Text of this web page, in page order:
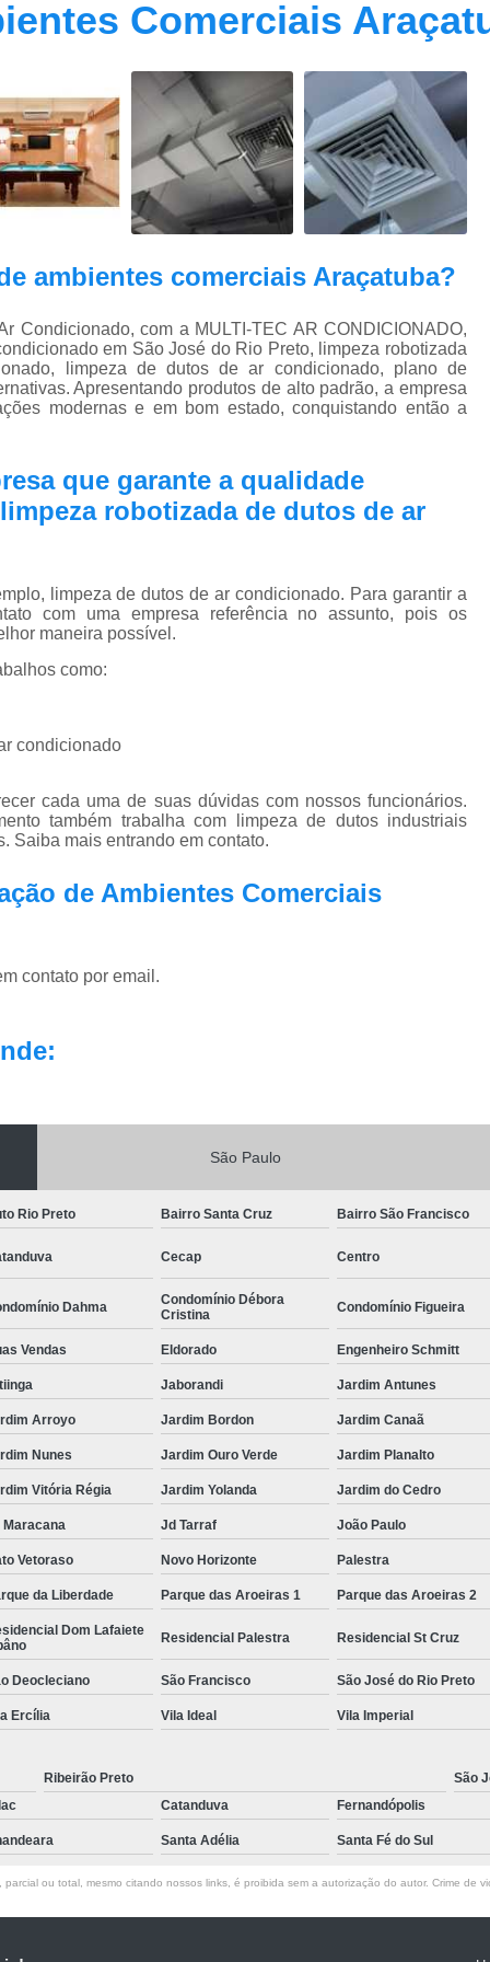
Contrato Prestação de Serviços
Limpeza de
Limpeza de Dutos de Ar
Limpeza de Dutos de Ar Condicionado
Limpeza de Dutos e Coifas
Limpeza de
Limpeza Dutos Ar Condicionado
Plano de Manutenção de Ar Condicionado
Plano Manutenção Ar
Pmoc Ar Condicionado Central
Pmoc Plano de Manutenção
Sistema de Ar Condicionado
Sistema de Climatização
Sistema de Climatização de
Sistema de Climatização São José do Rio
Comerciais
ambientes comerciais Araçatuba?
Condicionado, com a MULTI-TEC AR CONDICIONADO,
em São José do Rio Preto, limpeza robotizada
limpeza de dutos de ar condicionado, plano de
Apresentando produtos de alto padrão, a empresa
modernas e em bom estado, conquistando então a
que garante a qualidade
robotizada de dutos de ar
limpeza de dutos de ar condicionado. Para garantir a
com uma empresa referência no assunto, pois os
maneira possível.
como:
condicionado
cada uma de suas dúvidas com nossos funcionários.
também trabalha com limpeza de dutos industriais
Saiba mais entrando em contato.
de Ambientes Comerciais
contato por email.
São Paulo
Rio Preto Bairro Santa Cruz Bairro São Francisco
Cecap Centro
Dahma
Condomínio Débora
Cristina
Condomínio Figueira
Vendas Eldorado Engenheiro Schmitt
Jaborandi Jardim Antunes
Arroyo Jardim Bordon Jardim Canaã
Nunes Jardim Ouro Verde Jardim Planalto
Vitória Régia Jardim Yolanda Jardim do Cedro
Maracana Jd Tarraf João Paulo
Vetoraso Novo Horizonte Palestra
da Liberdade Parque das Aroeiras 1 Parque das Aroeiras 2
Dom Lafaiete
Residencial Palestra Residencial St Cruz
Deocleciano São Francisco São José do Rio Preto
Ercília Vila Ideal Vila Imperial
Ribeirão Preto
São
Catanduva Fernandópolis
Santa Adélia Santa Fé do Sul
ou total, mesmo citando nossos links, é proibida sem a autorização do autor. Crime de